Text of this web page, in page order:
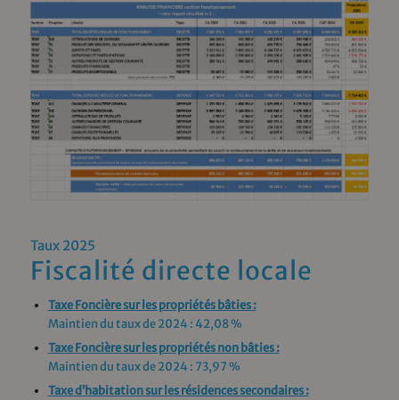
Taux 2025
Fiscalité directe locale
Taxe Foncière sur les propriétés bâties :
Maintien du taux de 2024 : 42,08 %
Taxe Foncière sur les propriétés non bâties :
Maintien du taux de 2024 : 73,97 %
Taxe d’habitation sur les résidences secondaires :